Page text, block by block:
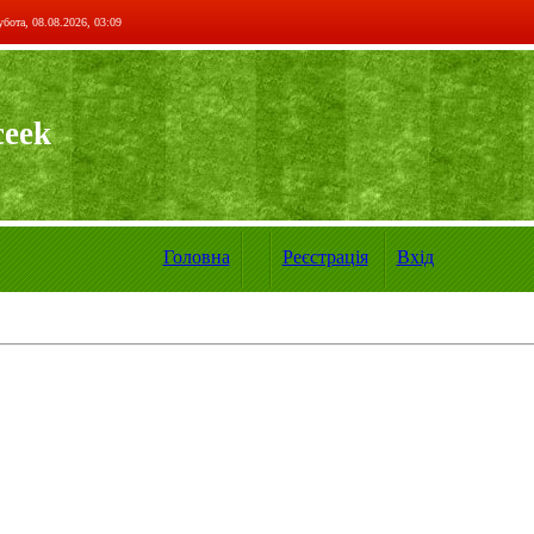
08.08.2026, 03:09
Головна Реєстрація Вхід